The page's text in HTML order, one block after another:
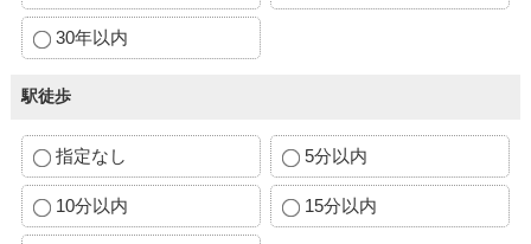
30年以内
駅徒歩
指定なし 5分以内
10分以内 15分以内